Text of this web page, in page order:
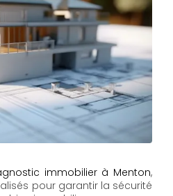
immobilier à Menton,
pour garantir la sécurité